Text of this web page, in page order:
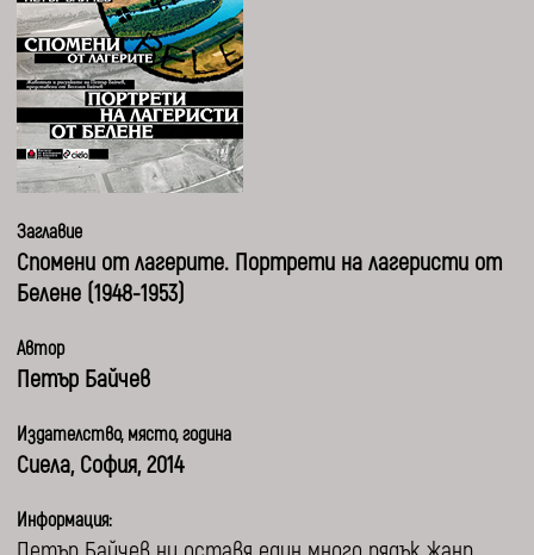
Заглавие
Спомени от лагерите. Портрети на лагеристи от
Белене (1948-1953)
Автор
Петър Байчев
Издателство, място, година
Сиела, София, 2014
Информация: